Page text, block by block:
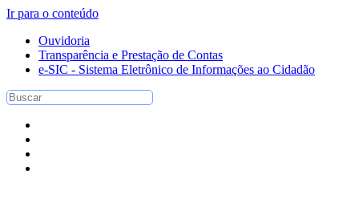
Ir para o conteúdo
Ouvidoria
Transparência e Prestação de Contas
e-SIC - Sistema Eletrônico de Informações ao Cidadão